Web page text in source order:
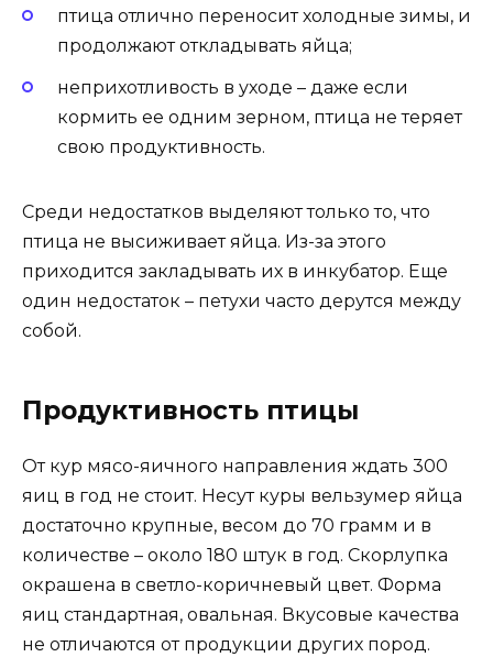
птица отлично переносит холодные зимы, и
продолжают откладывать яйца;
неприхотливость в уходе – даже если
кормить ее одним зерном, птица не теряет
свою продуктивность.
Среди недостатков выделяют только то, что
птица не высиживает яйца. Из-за этого
приходится закладывать их в инкубатор. Еще
один недостаток – петухи часто дерутся между
собой.
Продуктивность птицы
От кур мясо-яичного направления ждать 300
яиц в год не стоит. Несут куры вельзумер яйца
достаточно крупные, весом до 70 грамм и в
количестве – около 180 штук в год. Скорлупка
окрашена в светло-коричневый цвет. Форма
яиц стандартная, овальная. Вкусовые качества
не отличаются от продукции других пород.